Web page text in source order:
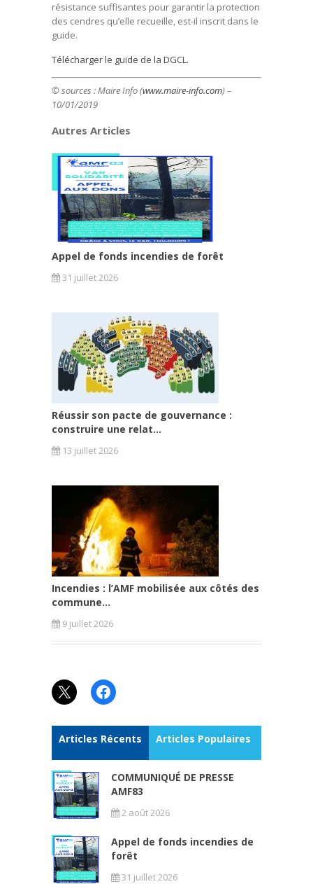
résistance suffisantes pour garantir la protection
des cendres qu’elle recueille, est-il inscrit dans le
guide.
Télécharger le guide de la DGCL.
© sources : Maire Info (www.maire-info.com) –
10/01/2019
Autres Articles
Appel de fonds incendies de forêt
31 juillet 2026
Réussir son pacte de gouvernance :
construire une relat...
13 juillet 2026
Incendies : l’AMF mobilisée aux côtés des
commune...
9 juillet 2026
X Facebook
Articles Récents Articles Populaires
COMMUNIQUÉ DE PRESSE
AMF83
2 août 2026
Appel de fonds incendies de
forêt
31 juillet 2026